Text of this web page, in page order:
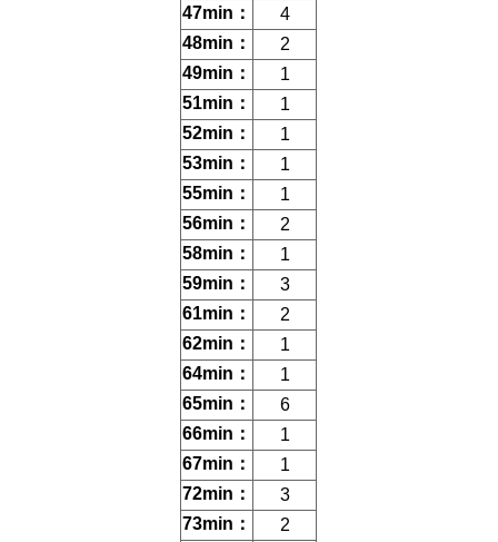
47min：
4
48min：
2
49min：
1
51min：
1
52min：
1
53min：
1
55min：
1
56min：
2
58min：
1
59min：
3
61min：
2
62min：
1
64min：
1
65min：
6
66min：
1
67min：
1
72min：
3
73min：
2